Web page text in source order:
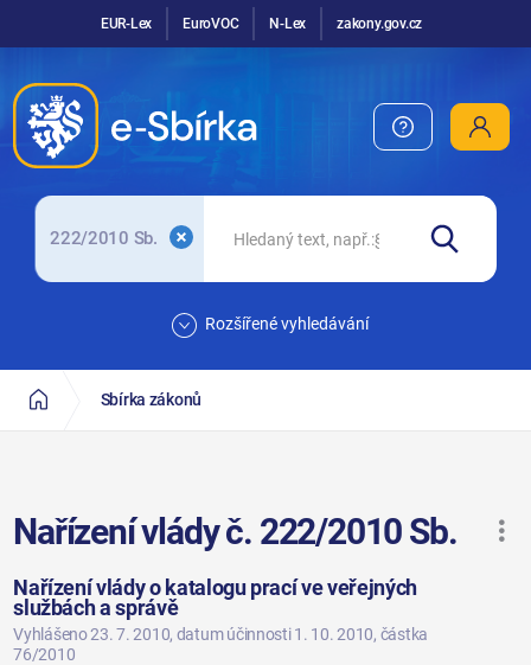
EUR-Lex EuroVOC N-Lex zakony.gov.cz
222/2010 Sb.
Rozšířené vyhledávání
Sbírka zákonů
Nařízení vlády č. 222/2010 Sb.
Nařízení vlády o katalogu prací ve veřejných
službách a správě
Vyhlášeno 23. 7. 2010, datum účinnosti 1. 10. 2010, částka
76/2010